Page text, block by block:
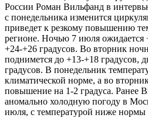
России Роман Вильфанд в
с понедельника изменится
приведет к резкому повышению
регионе. Ночью 7 июля ожидается
+24-+26 градусов. Во вторник
поднимется до +13-+18 градусов,
градусов. В понедельник
климатической норме, а во
повышение на 1-2 градуса. Ранее
аномально холодную погоду в
июля, с температурой ниже нормы